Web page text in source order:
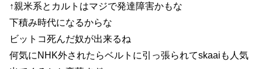
↑親米系とカルトはマジで発達障害かもな
下積み時代になるからな
ビットコ死んだ奴が出来るね
何気にNHK外されたらベルトに引っ張られてskaaiも人気